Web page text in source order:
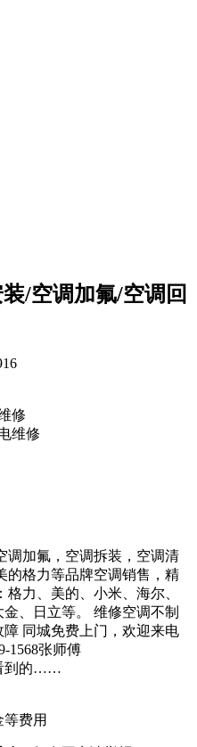
/空调加氟/空调回
修
维修
调加氟，空调拆装，空调清
的格力等品牌空调销售，精
力、美的、小米、海尔、
、日立等。 维修空调不制
同城免费上门，欢迎来电
1568张师傅
到的……
费用